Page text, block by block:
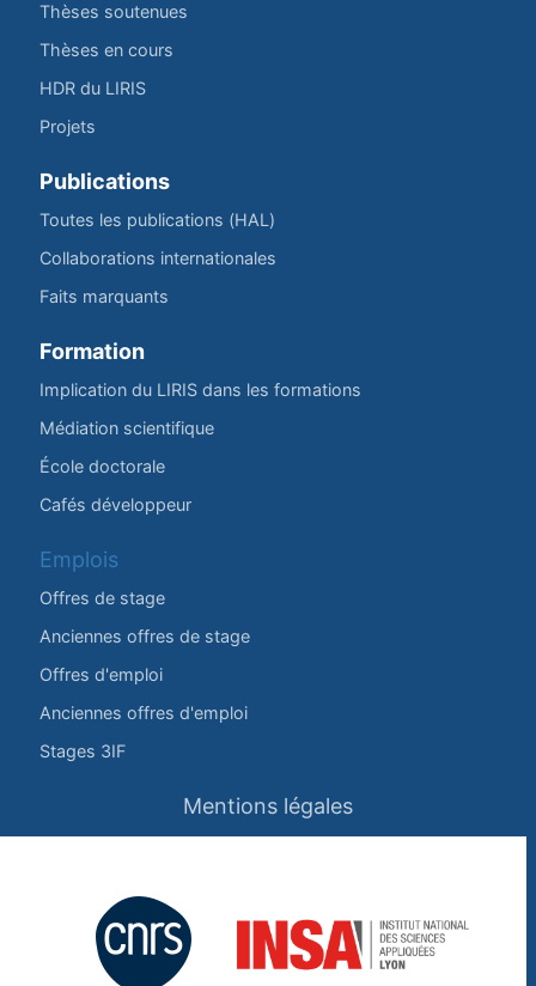
Thèses soutenues
Thèses en cours
HDR du LIRIS
Projets
Publications
Toutes les publications (HAL)
Collaborations internationales
Faits marquants
Formation
Implication du LIRIS dans les formations
Médiation scientifique
École doctorale
Cafés développeur
Emplois
Offres de stage
Anciennes offres de stage
Offres d'emploi
Anciennes offres d'emploi
Stages 3IF
Mentions légales